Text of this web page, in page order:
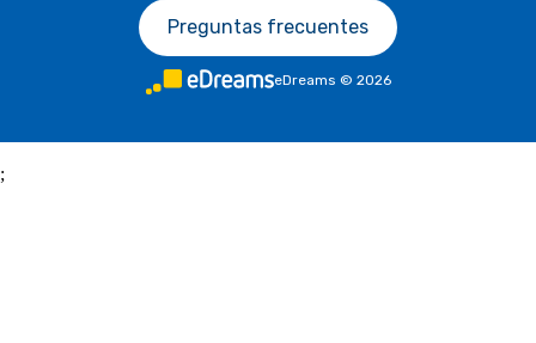
Preguntas frecuentes
eDreams © 2026
;